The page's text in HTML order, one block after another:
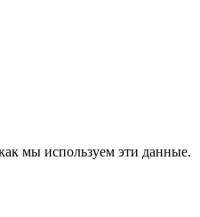
мы используем эти данные.